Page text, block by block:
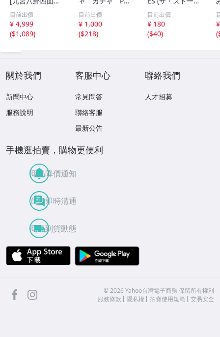
方吉祥平安]大鵬
鳥、金剛杵、76g
目前出價
¥ 4,999
($1,089)
ポップ 台紙
非売品 まとめ
て アンパンマ
ン ポケモン ガ
目前出價
¥ 1,000
($218)
ン・ローゼズ) 武
道館公演 2017年
チラシ 非売品
目前出價
¥ 180
($40)
(
關於我們
新聞中心
服務說明
客服中心
常見問答
聯絡客服
最新公告
聯絡我們
人才招募
手機逛拍賣，購物更便利
商品降價通知
買賣即時溝通
商品到貨動態
APP Store
facebook ©2026 Yahoo台灣電子商務 保留所有權利
服務條款
隱私權 拍賣使用規範 交易安全